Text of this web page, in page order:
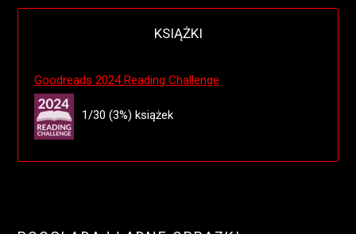
KSIĄŻKI
Goodreads 2024 Reading Challenge
1/30 (3%) książek